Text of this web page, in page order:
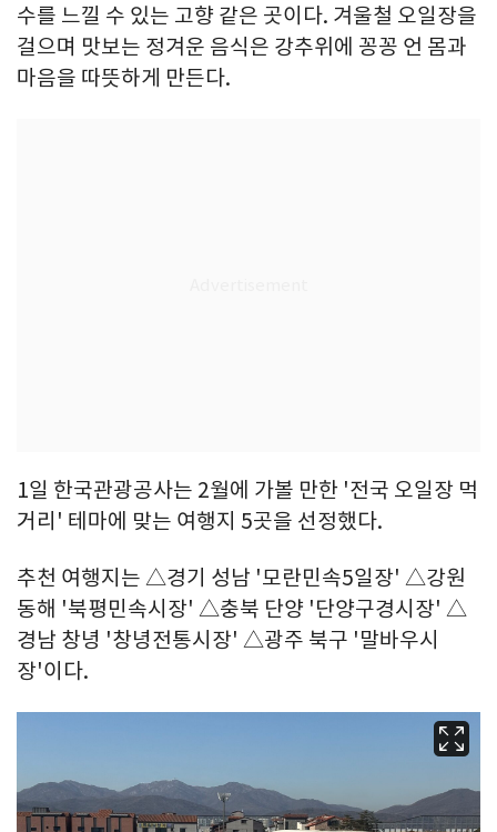
수를 느낄 수 있는 고향 같은 곳이다. 겨울철 오일장을
걸으며 맛보는 정겨운 음식은 강추위에 꽁꽁 언 몸과
마음을 따뜻하게 만든다.
1일 한국관광공사는 2월에 가볼 만한 '전국 오일장 먹
거리' 테마에 맞는 여행지 5곳을 선정했다.
추천 여행지는 △경기 성남 '모란민속5일장' △강원
동해 '북평민속시장' △충북 단양 '단양구경시장' △
경남 창녕 '창녕전통시장' △광주 북구 '말바우시
장'이다.